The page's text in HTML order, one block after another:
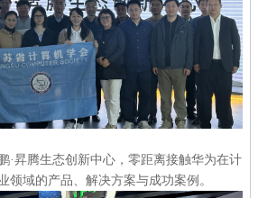
·昇腾生态创新中心，零距离接触华为在计
领域的产品、解决方案与成功案例。